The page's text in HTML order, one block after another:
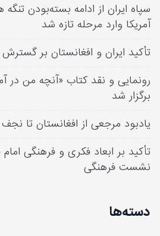
سپاه ایران از ادامه بسته‌بودن
آمریکا وارد مرحله تازه شد
تأکید ایران و افغانستان بر
رونمایی و نقد کتاب «آنچه من در
برگزار شد
یادبود مرجعی از افغانستان تا نجف
تأکید بر ابعاد فکری و فرهنگی
نشست فرهنگی
دسته‌ها